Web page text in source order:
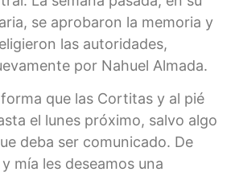
se aprobaron la memoria y
las autoridades,
por Nahuel Almada.
que las Cortitas y al pié
el lunes próximo, salvo algo
deba ser comunicado. De
mía les deseamos una